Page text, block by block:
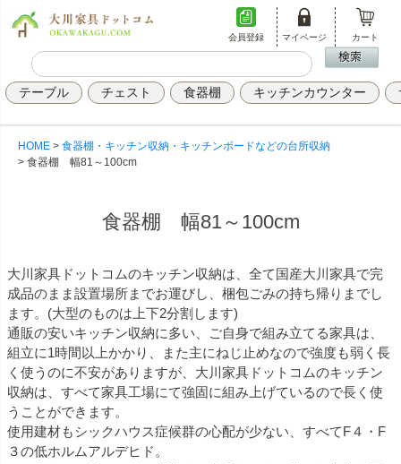
会員登録 マイページ カート
テーブル チェスト 食器棚 キッチンカウンター
HOME
食器棚・キッチン収納・キッチンボードなどの台所収納
食器棚 幅81～100cm
食器棚 幅81～100cm
大川家具ドットコムのキッチン収納は、全て国産大川家具で完
成品のまま設置場所までお運びし、梱包ごみの持ち帰りまでし
ます。(大型のものは上下2分割します)
通販の安いキッチン収納に多い、ご自身で組み立てる家具は、
組立に1時間以上かかり、また主にねじ止めなので強度も弱く長
く使うのに不安がありますが、大川家具ドットコムのキッチン
収納は、すべて家具工場にて強固に組み上げているので長く使
うことができます。
使用建材もシックハウス症候群の心配が少ない、すべてF４・F
３の低ホルムアルデヒド。